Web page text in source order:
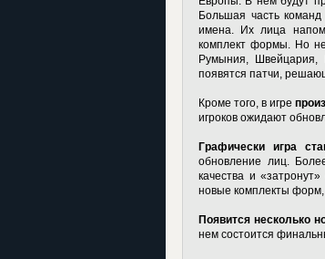
Большая часть
имена. Их лица
комплект формы. Но не
Румыния, Швейцария,
появятся патчи,
Кроме того, в игре
игроков ожидают
Графически игра
обновление лиц.
качества и
новые комплекты форм,
Появится несколько
нем состоится